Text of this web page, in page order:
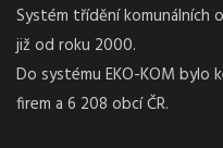
Systém třídění komunálních
již od roku 2000.
Do systému EKO-KOM bylo
firem a 6 208 obcí ČR.